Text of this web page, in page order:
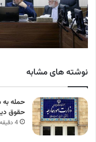
نوشته های مشابه
حمله
حقوق
4 دقیقه پیش